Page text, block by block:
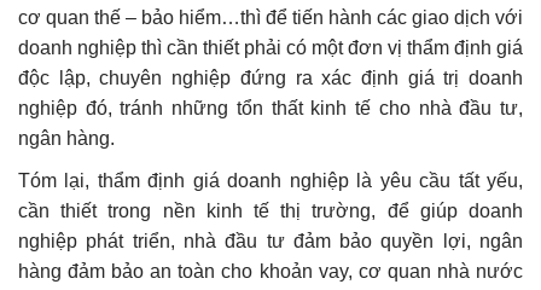
cơ quan thế – bảo hiểm…thì để tiến hành các giao dịch với
doanh nghiệp thì cần thiết phải có một đơn vị thẩm định giá
độc lập, chuyên nghiệp đứng ra xác định giá trị doanh
nghiệp đó, tránh những tổn thất kinh tế cho nhà đầu tư,
ngân hàng.
Tóm lại, thẩm định giá doanh nghiệp là yêu cầu tất yếu,
cần thiết trong nền kinh tế thị trường, để giúp doanh
nghiệp phát triển, nhà đầu tư đảm bảo quyền lợi, ngân
hàng đảm bảo an toàn cho khoản vay, cơ quan nhà nước